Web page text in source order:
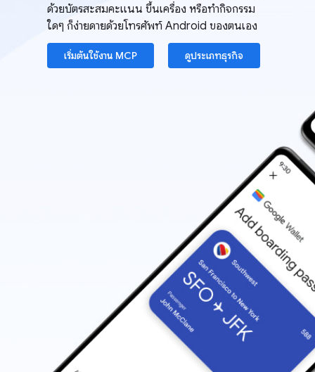
ด้วยบัตรสะสมคะแนน ขึ้นเครื่อง หรือทำกิจกรรม
ใดๆ ก็ง่ายดายด้วยโทรศัพท์ Android ของตนเอง
เริ่มต้นใช้งาน MCP ดูประเภทธุรกิจ